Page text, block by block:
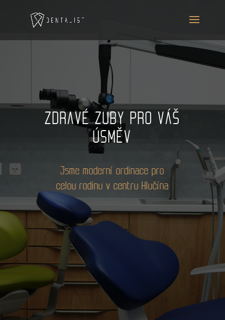
ZDRAVÉ ZUBY PRO VÁŠ
ÚSMĚV
Jsme moderní ordinace pro
celou rodinu v centru Hlučína